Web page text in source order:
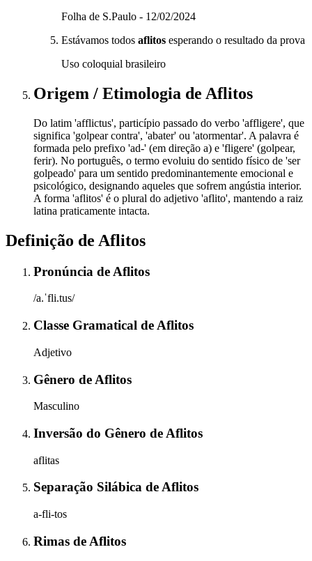
Folha de S.Paulo - 12/02/2024
Estávamos todos aflitos esperando o resultado da prova
Uso coloquial brasileiro
Origem / Etimologia de Aflitos
Do latim 'afflictus', particípio passado do verbo 'affligere', que
significa 'golpear contra', 'abater' ou 'atormentar'. A palavra é
formada pelo prefixo 'ad-' (em direção a) e 'fligere' (golpear,
ferir). No português, o termo evoluiu do sentido físico de 'ser
golpeado' para um sentido predominantemente emocional e
psicológico, designando aqueles que sofrem angústia interior.
A forma 'aflitos' é o plural do adjetivo 'aflito', mantendo a raiz
latina praticamente intacta.
Definição de Aflitos
Pronúncia de Aflitos
/a.ˈfli.tus/
Classe Gramatical de Aflitos
Adjetivo
Gênero de Aflitos
Masculino
Inversão do Gênero de Aflitos
aflitas
Separação Silábica deAflitos
a-fli-tos
Rimas de Aflitos